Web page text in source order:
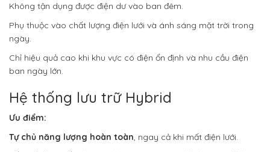
Không tận dụng được điện dư vào ban đêm.
Phụ thuộc vào chất lượng điện lưới và ánh sáng mặt trời trong
ngày.
Chỉ hiệu quả cao khi khu vực có điện ổn định và nhu cầu điện
ban ngày lớn.
Hệ thống lưu trữ Hybrid
Ưu điểm:
Tự chủ năng lượng hoàn toàn, ngay cả khi mất điện lưới.